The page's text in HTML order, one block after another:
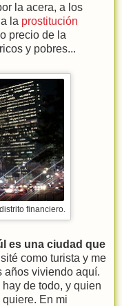
la acera, a los
la prostitución
precio de la
y pobres...
financiero.
es una ciudad que
como turista y me
años viviendo aquí.
de todo, y quien
En mi